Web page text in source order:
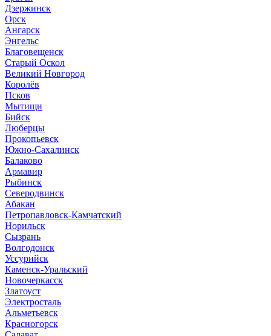
Дзержинск
Орск
Ангарск
Энгельс
Благовещенск
Старый Оскол
Великий Новгород
Королёв
Псков
Мытищи
Бийск
Люберцы
Прокопьевск
Южно-Сахалинск
Балаково
Армавир
Рыбинск
Северодвинск
Абакан
Петропавловск-Камчатский
Норильск
Сызрань
Волгодонск
Уссурийск
Каменск-Уральский
Новочеркасск
Златоуст
Электросталь
Альметьевск
Красногорск